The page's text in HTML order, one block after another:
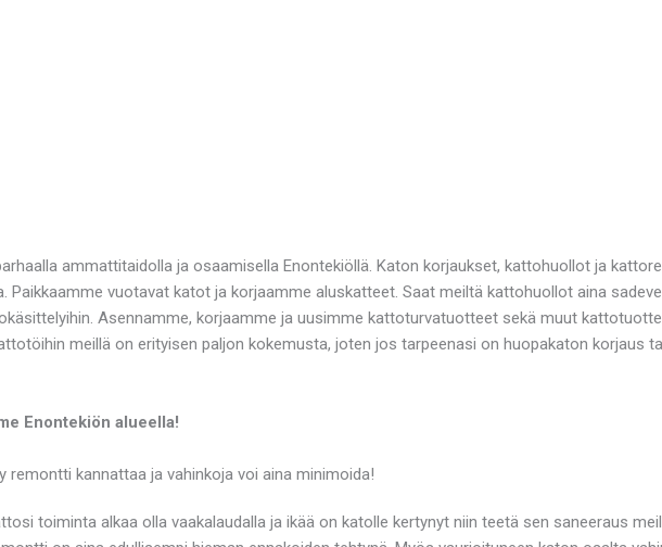
ammattitaidolla ja osaamisella Enontekiöllä. Katon korjaukset, kattohuollot ja
Paikkaamme vuotavat katot ja korjaamme aluskatteet. Saat meiltä kattohuollot aina
Asennamme, korjaamme ja uusimme kattoturvatuotteet sekä muut
meillä on erityisen paljon kokemusta, joten jos tarpeenasi on huopakaton korjaus
Enontekiön alueella!
kannattaa ja vahinkoja voi aina minimoida!
toiminta alkaa olla vaakalaudalla ja ikää on katolle kertynyt niin teetä sen saneeraus